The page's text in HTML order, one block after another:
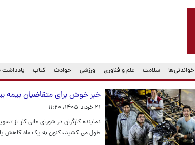
خواندنی‌ها سلامت علم و فناوری ورزشی حوادث کتاب یادداشت
خبر خوش برای متقاضیان بیمه
۲۱ خرداد ۱۴۰۵، ۱۱:۲۰
نماینده کارگران در شورای عالی کار از
طول می کشید،اکنون به یک ماه کاهش